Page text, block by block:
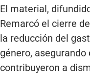
El material,
Remarcó el cierre
la reducción del
género,
contribuyeron a